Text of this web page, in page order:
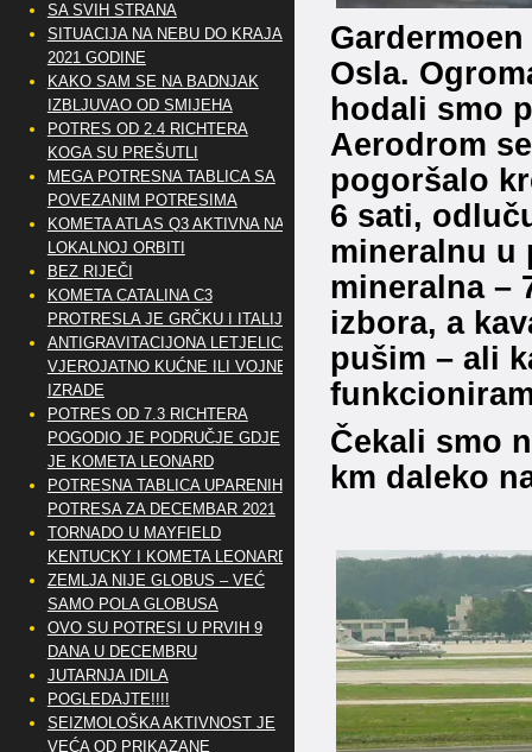
Osla.
hodali smo
Aerodrom
pogoršalo
6 sati,
mineralnu u
mineralna –
izbora, a
pušim – ali
Čekali smo
km daleko
SA SVIH STRANA
SITUACIJA NA NEBU DO KRAJA
2021 GODINE
KAKO SAM SE NA BADNJAK
IZBLJUVAO OD SMIJEHA
POTRES OD 2.4 RICHTERA
KOGA SU PREŠUTLI
MEGA POTRESNA TABLICA SA
POVEZANIM POTRESIMA
KOMETA ATLAS Q3 AKTIVNA NA
LOKALNOJ ORBITI
BEZ RIJEČI
KOMETA CATALINA C3
PROTRESLA JE GRČKU I ITALIJU
ANTIGRAVITACIJONA LETJELICA
VJEROJATNO KUĆNE ILI VOJNE
IZRADE
POTRES OD 7.3 RICHTERA
POGODIO JE PODRUČJE GDJE
JE KOMETA LEONARD
POTRESNA TABLICA UPARENIH
POTRESA ZA DECEMBAR 2021
TORNADO U MAYFIELD
KENTUCKY I KOMETA LEONARD
ZEMLJA NIJE GLOBUS – VEĆ
SAMO POLA GLOBUSA
OVO SU POTRESI U PRVIH 9
DANA U DECEMBRU
JUTARNJA IDILA
POGLEDAJTE!!!!
SEIZMOLOŠKA AKTIVNOST JE
VEĆA OD PRIKAZANE